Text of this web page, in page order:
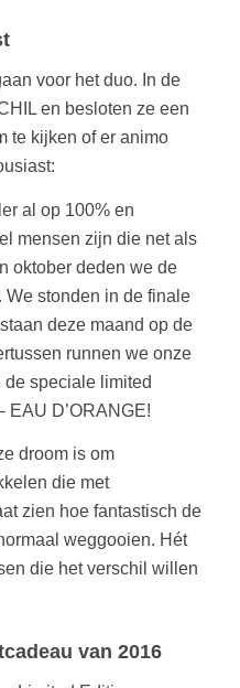
voor het duo. In de
en besloten ze een
te kijken of er animo
al op 100% en
mensen zijn die net als
oktober deden we de
We stonden in de finale
deze maand op de
runnen we onze
speciale limited
EAU D’ORANGE!
droom is om
die met
zien hoe fantastisch de
weggooien. Hét
die het verschil willen
van 2016